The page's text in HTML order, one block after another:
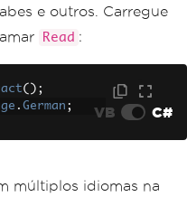
e outros. Carregue
Read :
();
. German ; VB C#
múltiplos idiomas na